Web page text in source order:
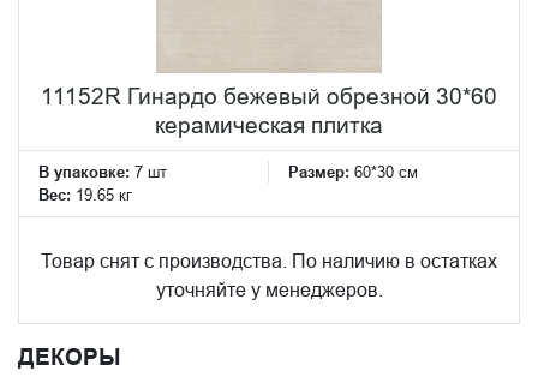
11152R Гинардо бежевый обрезной 30*60
керамическая плитка
В упаковке: 7 шт Размер: 60*30 см
Вес: 19.65 кг
Товар снят с производства. По наличию в остатках
уточняйте у менеджеров.
ДЕКОРЫ